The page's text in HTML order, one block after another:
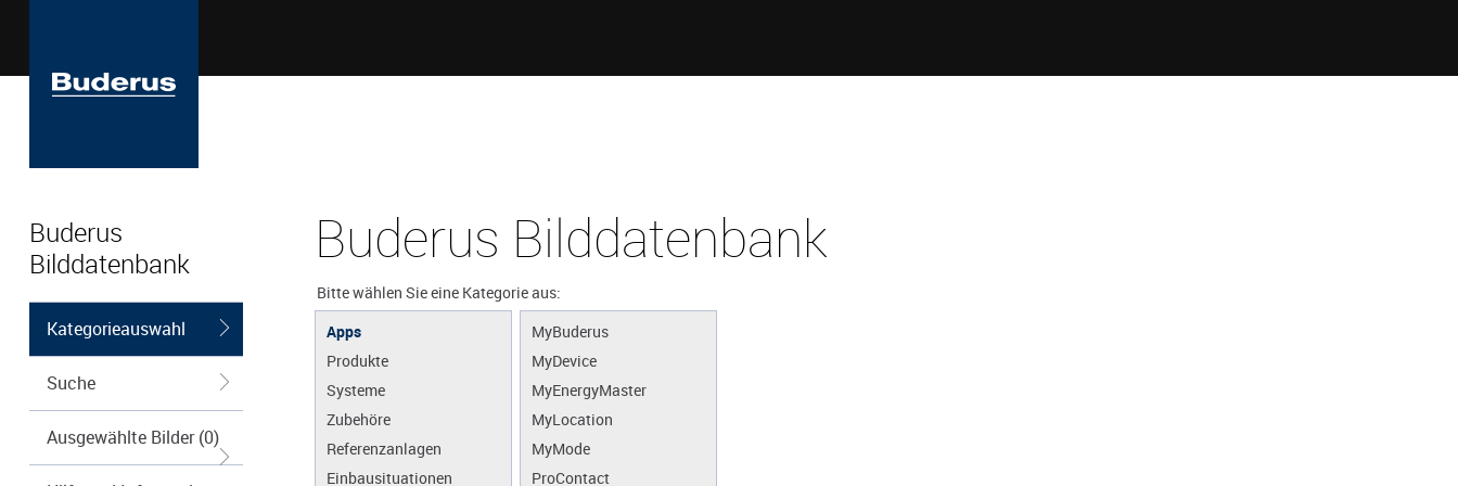
Buderus
Bilddatenbank
Kategorieauswahl
Suche
Ausgewählte Bilder (0)
Buderus Bilddatenbank
Bitte wählen Sie eine Kategorie aus:
Apps
Produkte
Systeme
Zubehöre
Referenzanlagen
Einbausituationen
MyBuderus
MyDevice
MyEnergyMaster
MyLocation
MyMode
ProContact